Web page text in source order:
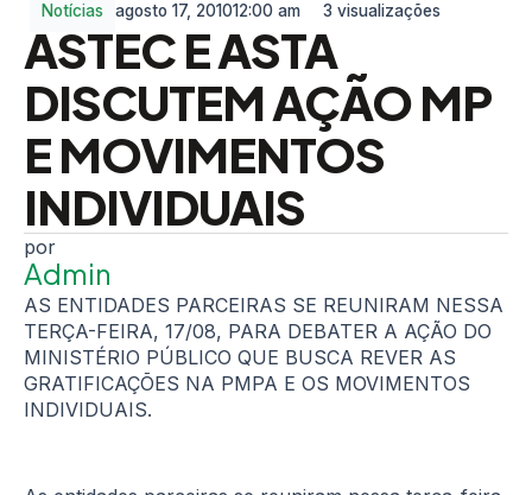
Notícias agosto 17, 201012:00 am 3 visualizações
ASTEC E ASTA
DISCUTEM AÇÃO MP
E MOVIMENTOS
INDIVIDUAIS
Admin
AS ENTIDADES PARCEIRAS SE REUNIRAM NESSA
TERÇA-FEIRA, 17/08, PARA DEBATER A AÇÃO DO
MINISTÉRIO PÚBLICO QUE BUSCA REVER AS
GRATIFICAÇÕES NA PMPA E OS MOVIMENTOS
INDIVIDUAIS.